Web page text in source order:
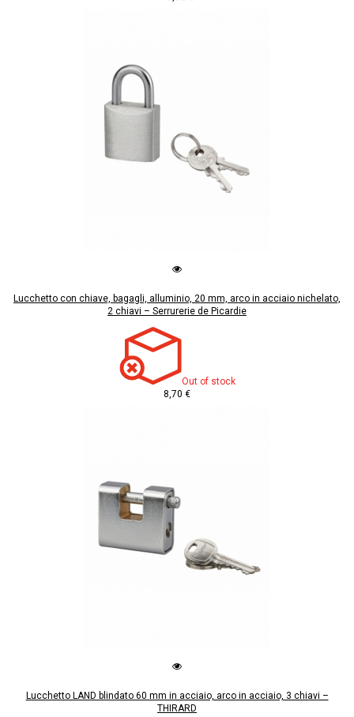
Lucchetto con chiave, bagagli, alluminio, 20 mm, arco in acciaio nichelato,
2 chiavi – Serrurerie de Picardie
Out of stock
8,70 €
Lucchetto LAND blindato 60 mm in acciaio, arco in acciaio, 3 chiavi –
THIRARD